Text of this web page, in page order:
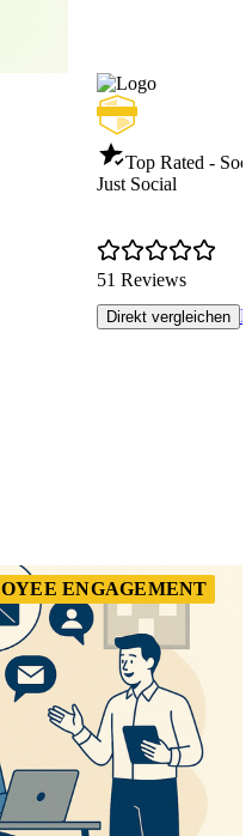
Top Rated -
Just Social
51 Reviews
Direkt vergleichen
ENGAGEMENT